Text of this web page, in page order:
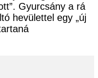
Gyurcsány a rá
hevülettel egy „új